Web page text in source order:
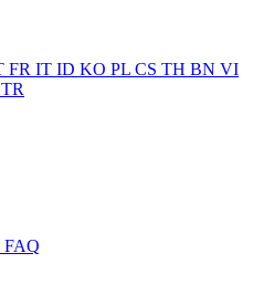
FR IT ID KO PL CS TH BN VI
TR
FAQ